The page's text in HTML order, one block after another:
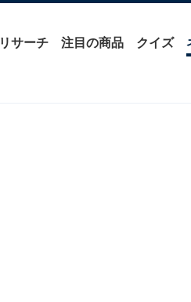
リサーチ 注目の商品 クイズ